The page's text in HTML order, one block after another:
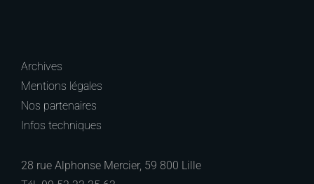
Archives
Mentions légales
Nos partenaires
Infos techniques
28 rue Alphonse Mercier, 59 800 Lille